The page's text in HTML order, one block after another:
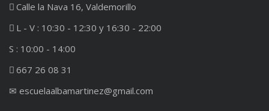
Calle la Nava 16, Valdemorillo
L - V : 10:30 - 12:30 y 16:30 - 22:00
S : 10:00 - 14:00
667 26 08 31
✉︎ escuelaalbamartinez@gmail.com